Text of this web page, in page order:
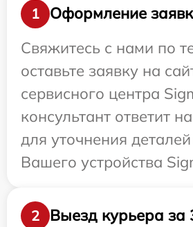
1
Оформление
Свяжитесь с нами по
оставьте заявку на
сервисного центра
консультант ответит
для уточнения
Вашего устройства
2
Выезд курьера за